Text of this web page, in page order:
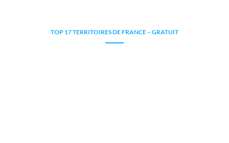
TOP 17 TERRITOIRES DE FRANCE – GRATUIT